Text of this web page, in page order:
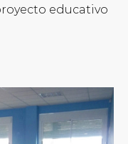
educativo